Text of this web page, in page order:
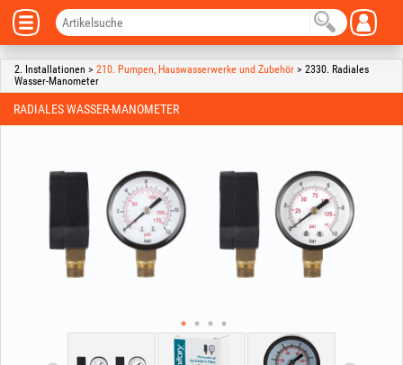
2. Installationen > 210. Pumpen, Hauswasserwerke und Zubehör > 2330. Radiales
Wasser-Manometer
RADIALES WASSER-MANOMETER